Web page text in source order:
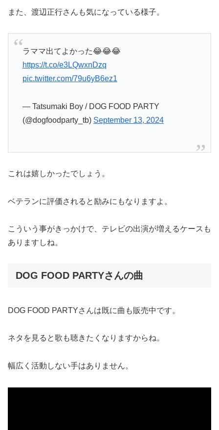
また、渡辺正行さんも気になっている様子。
ラママ出てよかった😂😂😂
https://t.co/e3LQwxnDzq
pic.twitter.com/79u6yB6ez1
— Tatsumaki Boy / DOG FOOD PARTY
(@dogfoodparty_tb) September 13, 2024
これは嬉しかったでしょう。
ベテランに評価されると励みにもなりますよ。
こういう事がきっかけで、テレビの出演が増えるケースも
ありますしね。
DOG FOOD PARTYさんの曲
DOG FOOD PARTYさんは既に曲も販売中です。
ネタを見ると歌も聴きたくなりますからね。
幅広く活動しない手はありません。